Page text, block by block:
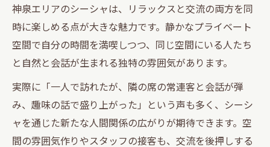
神泉エリアのシーシャは、リラックスと交流の両方を同
時に楽しめる点が大きな魅力です。静かなプライベート
空間で自分の時間を満喫しつつ、同じ空間にいる人たち
と自然と会話が生まれる独特の雰囲気があります。
実際に「一人で訪れたが、隣の席の常連客と会話が弾
み、趣味の話で盛り上がった」という声も多く、シーシ
ャを通じた新たな人間関係の広がりが期待できます。空
間の雰囲気作りやスタッフの接客も、交流を後押しする